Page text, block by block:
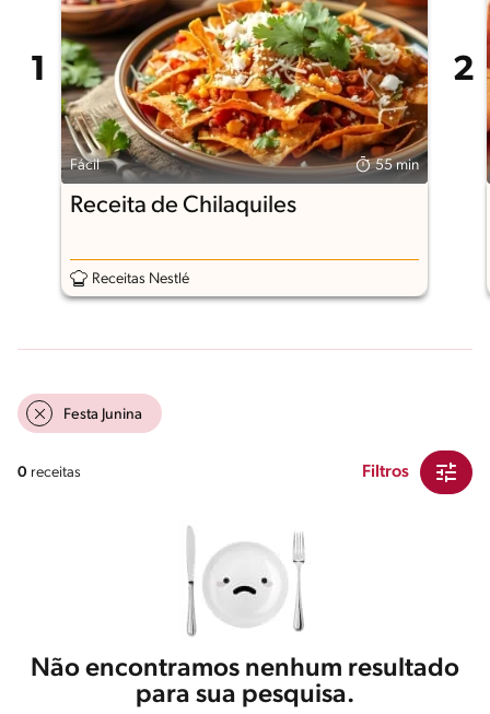
Fácil 55 min
Receita de Chilaquiles
Receitas Nestlé
Festa Junina
0 receitas Filtros
Não encontramos nenhum resultado
para sua pesquisa.